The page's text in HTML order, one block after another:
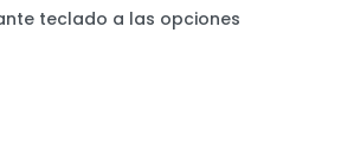
teclado a las opciones